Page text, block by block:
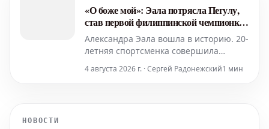
обыграла третью сеяную японскую
спорт
«О боже мой»: Эала потрясла Пегулу,
став первой филиппинской чемпионкой
WTA в Вашингтоне
Александра Эала вошла в историю. 20-
летняя спортсменка совершила
поразительный разворот событий,
обыграв первую сеяную и бывшую
4 августа 2026 г. · Сергей Радонежский1 мин
НОВОСТИ